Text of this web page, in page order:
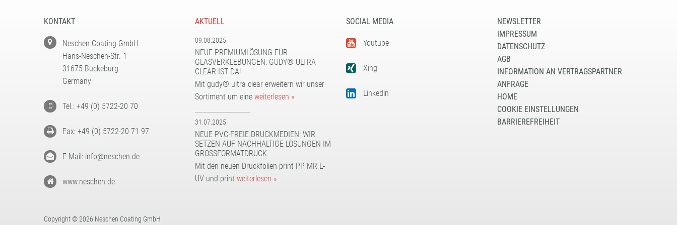
KONTAKT
Neschen Coating GmbH
Hans-Neschen-Str. 1
31675 Bückeburg
Germany
Tel.: +49 (0) 5722-20 70
Fax: +49 (0) 5722-20 71 97
E-Mail: info@neschen.de
www.neschen.de
AKTUELL
09.08.2025
NEUE PREMIUMLÖSUNG FÜR
GLASVERKLEBUNGEN: GUDY® ULTRA
CLEAR IST DA!
Mit gudy® ultra clear erweitern wir unser
Sortiment um eine weiterlesen »
31.07.2025
NEUE PVC-FREIE DRUCKMEDIEN: WIR
SETZEN AUF NACHHALTIGE LÖSUNGEN IM
GROSSFORMATDRUCK
Mit den neuen Druckfolien print PP MR L-
UV und print weiterlesen »
SOCIAL MEDIA
Youtube
Xing
Linkedin
NEWSLETTER
IMPRESSUM
DATENSCHUTZ
AGB
INFORMATION AN VERTRAGSPARTNER
ANFRAGE
HOME
COOKIE EINSTELLUNGEN
BARRIEREFREIHEIT
Copyright © 2026 Neschen Coating GmbH